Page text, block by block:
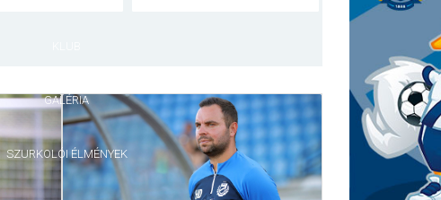
GALÉRIA
SZURKOLÓI ÉLMÉNYEK